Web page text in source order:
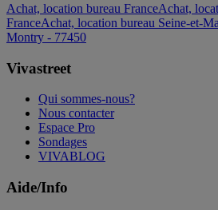
Achat, location bureau FranceAchat,
FranceAchat, location bureau Seine-et-
Montry - 77450
Vivastreet
Qui sommes-nous?
Nous contacter
Espace Pro
Sondages
VIVABLOG
Aide/Info